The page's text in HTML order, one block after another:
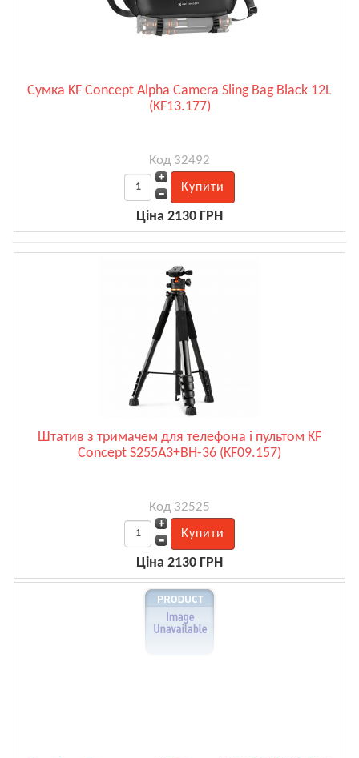
Сумка KF Concept Alpha Camera Sling Bag Black 12L
(KF13.177)
Код 32492
Ціна 2130 ГРН
Штатив з тримачем для телефона і пультом KF
Concept S255A3+BH-36 (KF09.157)
Код 32525
Ціна 2130 ГРН